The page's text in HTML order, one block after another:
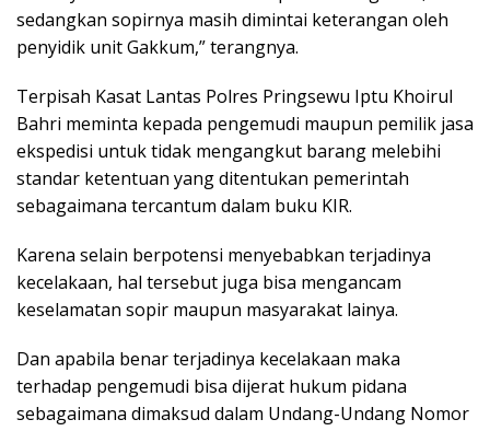
sedangkan sopirnya masih dimintai keterangan oleh
penyidik unit Gakkum,” terangnya.
Terpisah Kasat Lantas Polres Pringsewu Iptu Khoirul
Bahri meminta kepada pengemudi maupun pemilik jasa
ekspedisi untuk tidak mengangkut barang melebihi
standar ketentuan yang ditentukan pemerintah
sebagaimana tercantum dalam buku KIR.
Karena selain berpotensi menyebabkan terjadinya
kecelakaan, hal tersebut juga bisa mengancam
keselamatan sopir maupun masyarakat lainya.
Dan apabila benar terjadinya kecelakaan maka
terhadap pengemudi bisa dijerat hukum pidana
sebagaimana dimaksud dalam Undang-Undang Nomor